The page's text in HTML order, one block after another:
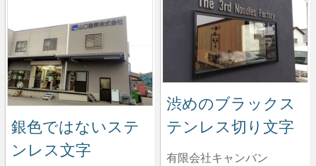
渋めのブラックス
テンレス切り文字
有限会社キャンバン
銀色ではないステ
ンレス文字